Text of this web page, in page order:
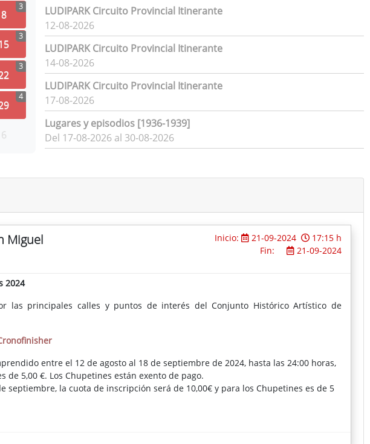
8
3
3
3
4
6
LUDIPARK Circuito Provincial Itinerante
12-08-2026
LUDIPARK Circuito Provincial Itinerante
14-08-2026
LUDIPARK Circuito Provincial Itinerante
17-08-2026
Lugares y episodios [1936-1939]
Del 17-08-2026 al 30-08-2026
Miguel Inicio: 21-09-2024
17:15 h
Fin:
21-09-2024
2024
las principales calles y puntos de interés del Conjunto Histórico Artístico de
entre el 12 de agosto al 18 de septiembre de 2024, hasta las 24:00 horas,
de 5,00 €. Los Chupetines están exento de pago.
septiembre, la cuota de inscripción será de 10,00€ y para los Chupetines es de 5
constar el nombre, apellidos, fecha de nacimiento, club, localidad, número de
si se posee) y en caso de no disponer de licencia será obligatorio el DNI, si el